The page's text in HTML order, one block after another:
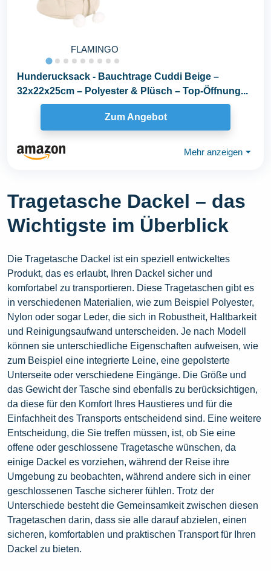
FLAMINGO
Hunderucksack - Bauchtrage Cuddi Beige –
32x22x25cm – Polyester & Plüsch – Top-Öffnung...
Zum Angebot
Mehr anzeigen ⏷
Tragetasche Dackel – das
Wichtigste im Überblick
Die Tragetasche Dackel ist ein speziell entwickeltes
Produkt, das es erlaubt, Ihren Dackel sicher und
komfortabel zu transportieren. Diese Tragetaschen gibt es
in verschiedenen Materialien, wie zum Beispiel Polyester,
Nylon oder sogar Leder, die sich in Robustheit, Haltbarkeit
und Reinigungsaufwand unterscheiden. Je nach Modell
können sie unterschiedliche Eigenschaften aufweisen, wie
zum Beispiel eine integrierte Leine, eine gepolsterte
Unterseite oder verschiedene Eingänge. Die Größe und
das Gewicht der Tasche sind ebenfalls zu berücksichtigen,
da diese für den Komfort Ihres Haustieres und für die
Einfachheit des Transports entscheidend sind. Eine weitere
Entscheidung, die Sie treffen müssen, ist, ob Sie eine
offene oder geschlossene Tragetasche wünschen, da
einige Dackel es vorziehen, während der Reise ihre
Umgebung zu beobachten, während andere sich in einer
geschlossenen Tasche sicherer fühlen. Trotz der
Unterschiede besteht die Gemeinsamkeit zwischen diesen
Tragetaschen darin, dass sie alle darauf abzielen, einen
sicheren, komfortablen und praktischen Transport für Ihren
Dackel zu bieten.